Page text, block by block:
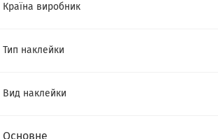
Країна виробник
Тип наклейки
Вид наклейки
Основне